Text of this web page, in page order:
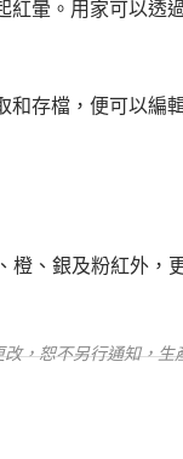
暈。用家可以透
存檔，便可以編
、銀及粉紅外，
，恕不另行通知，生